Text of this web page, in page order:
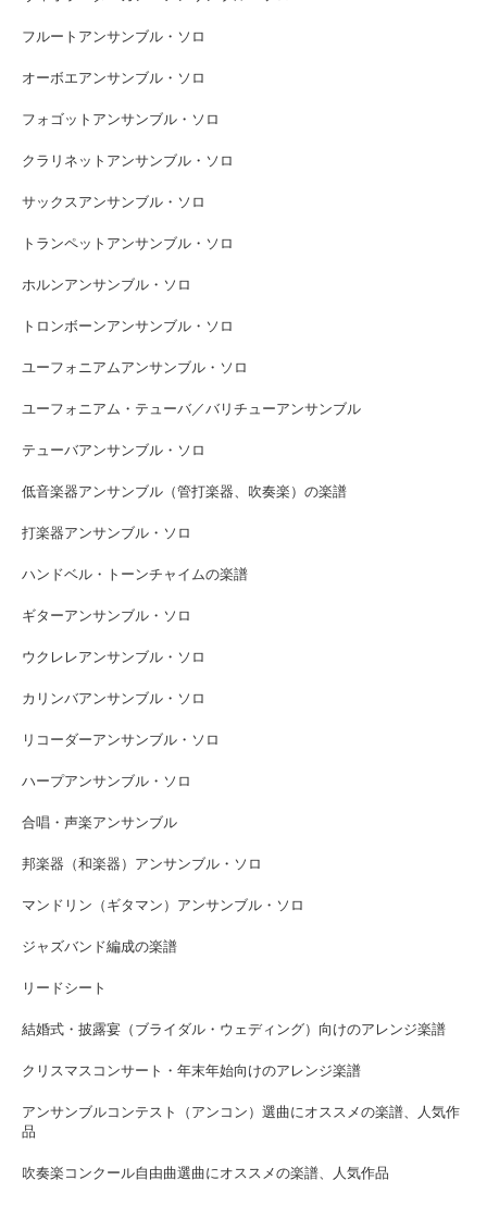
フルートアンサンブル・ソロ
オーボエアンサンブル・ソロ
フォゴットアンサンブル・ソロ
クラリネットアンサンブル・ソロ
サックスアンサンブル・ソロ
トランペットアンサンブル・ソロ
ホルンアンサンブル・ソロ
トロンボーンアンサンブル・ソロ
ユーフォニアムアンサンブル・ソロ
ユーフォニアム・テューバ／バリチューアンサンブル
テューバアンサンブル・ソロ
低音楽器アンサンブル（管打楽器、吹奏楽）の楽譜
打楽器アンサンブル・ソロ
ハンドベル・トーンチャイムの楽譜
ギターアンサンブル・ソロ
ウクレレアンサンブル・ソロ
カリンバアンサンブル・ソロ
リコーダーアンサンブル・ソロ
ハープアンサンブル・ソロ
合唱・声楽アンサンブル
邦楽器（和楽器）アンサンブル・ソロ
マンドリン（ギタマン）アンサンブル・ソロ
ジャズバンド編成の楽譜
リードシート
結婚式・披露宴（ブライダル・ウェディング）向けのアレンジ楽譜
クリスマスコンサート・年末年始向けのアレンジ楽譜
アンサンブルコンテスト（アンコン）選曲にオススメの楽譜、人気作
品
吹奏楽コンクール自由曲選曲にオススメの楽譜、人気作品